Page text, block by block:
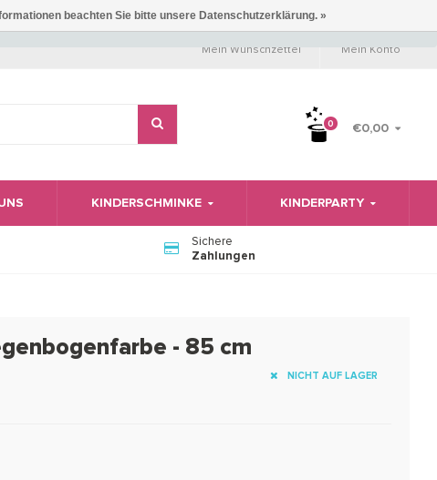
Mein Wunschzettel Mein Konto
0 €0,00
KINDERSCHMINKE KINDERPARTY
Sichere
Zahlungen
- 85 cm
NICHT AUF LAGER
beachten Sie bitte unsere Datenschutzerklärung. »